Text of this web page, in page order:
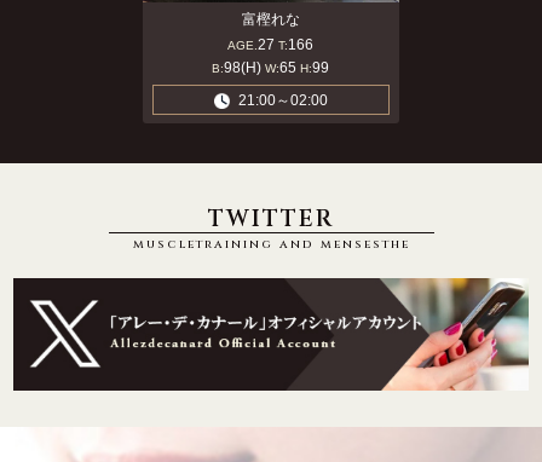
富樫れな
AGE.27T:166
B:98(H)W:65H:99
21:00～02:00
TWITTER
muscletraining and mensesthe